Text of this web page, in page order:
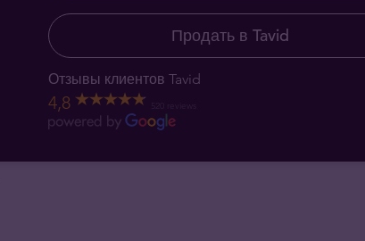
Продать в Tavid
Отзывы клиентов Tavid
4,8